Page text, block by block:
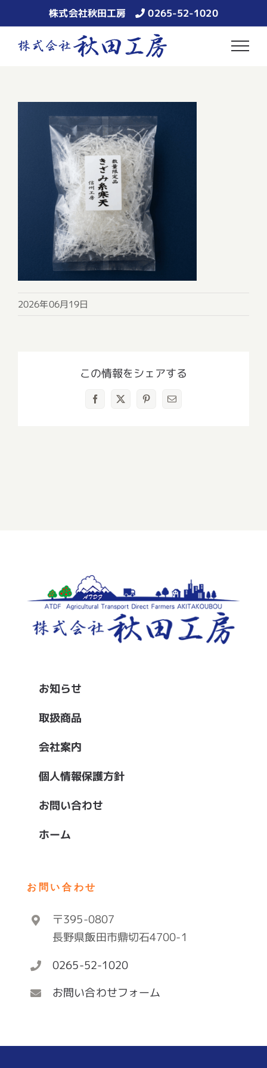
to
content
株式会社秋田工房 0265-52-1020
2026年06月19日
この情報をシェアする
Facebook
X Pinterest
電
お知らせ
取扱商品
会社案内
個人情報保護方針
お問い合わせ
ホーム
お問い合わせ
〒395-0807
長野県飯田市鼎切石4700-1
0265-52-1020
お問い合わせフォーム